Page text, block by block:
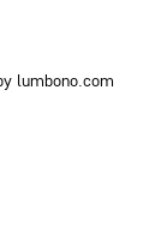
lumbono.com